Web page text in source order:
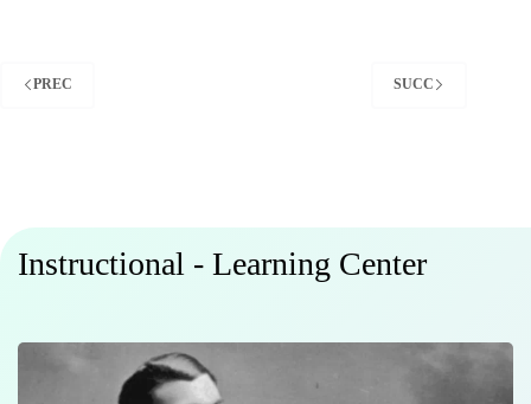
PREC SUCC
Instructional - Learning Center